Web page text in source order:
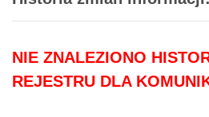
NIE ZNALEZIONO
REJESTRU DLA